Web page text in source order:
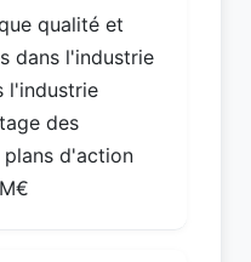
qualité et
dans l'industrie
l'industrie
des
d'action